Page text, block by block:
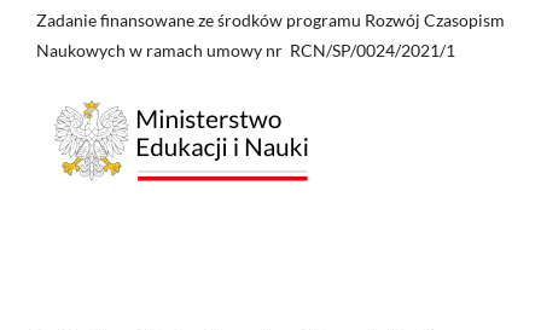
Zadanie finansowane ze środków programu Rozwój Czasopism
Naukowych w ramach umowy nr RCN/SP/0024/2021/1